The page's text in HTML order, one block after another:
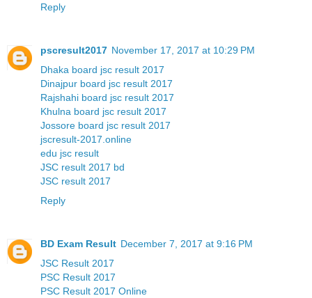
Reply
pscresult2017 November 17, 2017 at 10:29 PM
Dhaka board jsc result 2017
Dinajpur board jsc result 2017
Rajshahi board jsc result 2017
Khulna board jsc result 2017
Jossore board jsc result 2017
jscresult-2017.online
edu jsc result
JSC result 2017 bd
JSC result 2017
Reply
BD Exam Result December 7, 2017 at 9:16 PM
JSC Result 2017
PSC Result 2017
PSC Result 2017 Online